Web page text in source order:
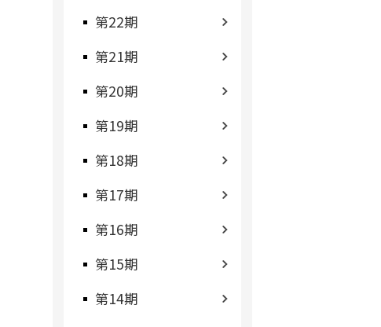
第22期
第21期
第20期
第19期
第18期
第17期
第16期
第15期
第14期